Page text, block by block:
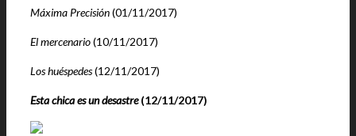
Máxima Precisión(01/11/2017)
El mercenario(10/11/2017)
Los huéspedes(12/11/2017)
Esta chica es un desastre(12/11/2017)